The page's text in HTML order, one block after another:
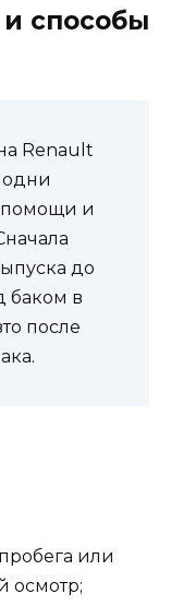
способы
Renault
одни
помощи и
до
баком в
после
или
осмотр;